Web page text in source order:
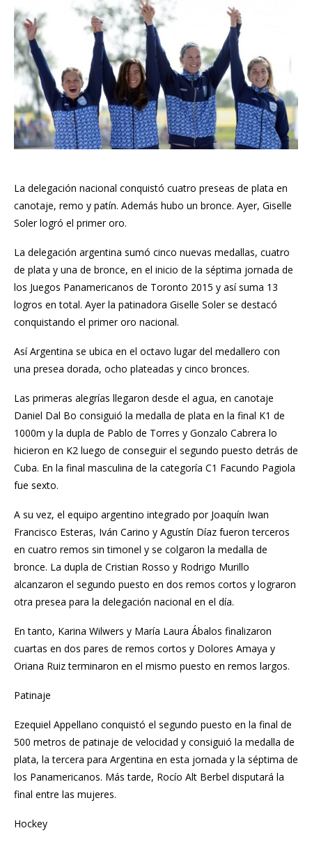
La delegación nacional conquistó cuatro preseas de plata en
canotaje, remo y patín. Además hubo un bronce. Ayer, Giselle
Soler logró el primer oro.
La delegación argentina sumó cinco nuevas medallas, cuatro
de plata y una de bronce, en el inicio de la séptima jornada de
los Juegos Panamericanos de Toronto 2015 y así suma 13
logros en total. Ayer la patinadora Giselle Soler se destacó
conquistando el primer oro nacional.
Así Argentina se ubica en el octavo lugar del medallero con
una presea dorada, ocho plateadas y cinco bronces.
Las primeras alegrías llegaron desde el agua, en canotaje
Daniel Dal Bo consiguió la medalla de plata en la final K1 de
1000m y la dupla de Pablo de Torres y Gonzalo Cabrera lo
hicieron en K2 luego de conseguir el segundo puesto detrás de
Cuba. En la final masculina de la categoría C1 Facundo Pagiola
fue sexto.
A su vez, el equipo argentino integrado por Joaquín Iwan
Francisco Esteras, Iván Carino y Agustín Díaz fueron terceros
en cuatro remos sin timonel y se colgaron la medalla de
bronce. La dupla de Cristian Rosso y Rodrigo Murillo
alcanzaron el segundo puesto en dos remos cortos y lograron
otra presea para la delegación nacional en el día.
En tanto, Karina Wilwers y María Laura Ábalos finalizaron
cuartas en dos pares de remos cortos y Dolores Amaya y
Oriana Ruiz terminaron en el mismo puesto en remos largos.
Patinaje
Ezequiel Appellano conquistó el segundo puesto en la final de
500 metros de patinaje de velocidad y consiguió la medalla de
plata, la tercera para Argentina en esta jornada y la séptima de
los Panamericanos. Más tarde, Rocío Alt Berbel disputará la
final entre las mujeres.
Hockey